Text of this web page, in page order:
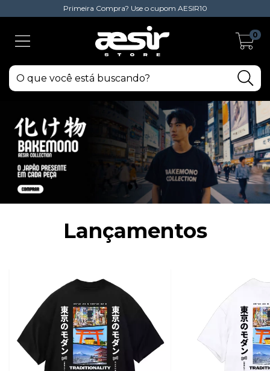
Primeira Compra? Use o cupom AESIR10
0
Lançamentos